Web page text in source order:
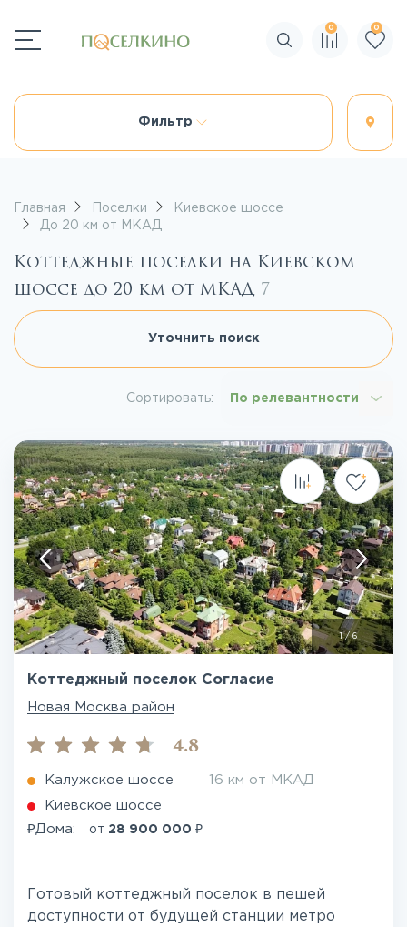
Поиск по сайту
0 0
Фильтр
Главная Поселки
Киевское шоссе
До 20 км от МКАД
Коттеджные поселки на Киевском
шоссе до 20 км от МКАД 7
Уточнить поиск
Сортировать: По релевантности
1/6
Коттеджный поселок Согласие
Новая Москва район
4.8
Калужское шоссе 16 км от МКАД
Киевское шоссе
₽Дома: от 28 900 000 ₽
Готовый коттеджный поселок в пешей
доступности от будущей станции метро